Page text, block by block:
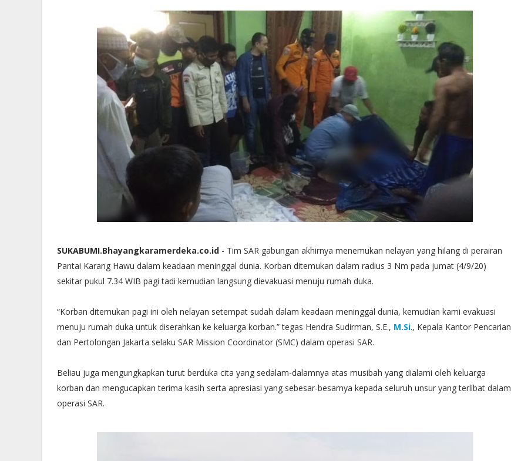
SUKABUMI.Bhayangkaramerdeka.co.id - Tim SAR gabungan akhirnya menemukan nelayan yang hilang di perairan
Pantai Karang Hawu dalam keadaan meninggal dunia. Korban ditemukan dalam radius 3 Nm pada jumat (4/9/20)
sekitar pukul 7.34 WIB pagi tadi kemudian langsung dievakuasi menuju rumah duka.
“Korban ditemukan pagi ini oleh nelayan setempat sudah dalam keadaan meninggal dunia, kemudian kami evakuasi
menuju rumah duka untuk diserahkan ke keluarga korban.” tegas Hendra Sudirman, S.E., M.Si., Kepala Kantor Pencarian
dan Pertolongan Jakarta selaku SAR Mission Coordinator (SMC) dalam operasi SAR.
Beliau juga mengungkapkan turut berduka cita yang sedalam-dalamnya atas musibah yang dialami oleh keluarga
korban dan mengucapkan terima kasih serta apresiasi yang sebesar-besarnya kepada seluruh unsur yang terlibat dalam
operasi SAR.